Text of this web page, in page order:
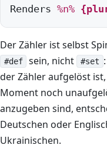
Renders %n%
Der Zähler ist selbst
#def sein, nicht #set
der Zähler aufgelöst
Moment noch
anzugeben sind,
Deutschen oder
Ukrainischen.